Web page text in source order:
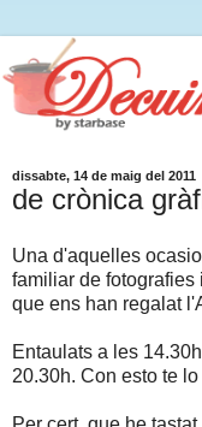
dissabte, 14 de maig del 2011
de crònica
Una d'aquelles
familiar de fotografies
que ens han regalat
Entaulats a les
20.30h. Con esto te